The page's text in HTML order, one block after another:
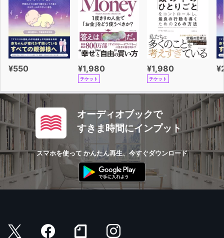
¥550 ¥1,980
チケット
¥1,980
チケット
オーディオブックで
すきま時間にインプット
スマホを使って かんたん再生、今すぐダウンロード